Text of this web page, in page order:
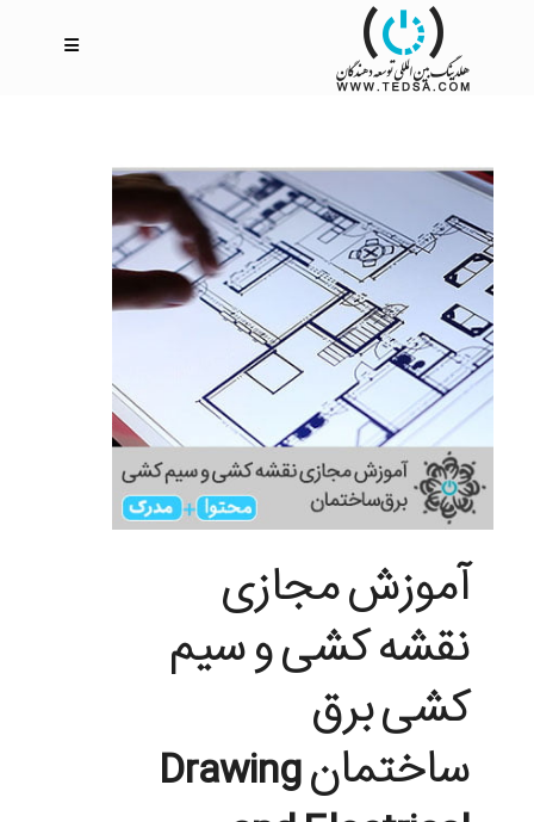
آموزش مجازی
نقشه کشی و سیم
کشی برق
ساختمان Drawing